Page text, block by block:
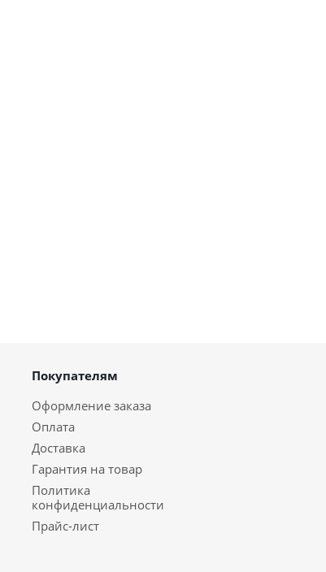
Покупателям
Оформление заказа
Оплата
Доставка
Гарантия на товар
Политика
конфиденциальности
Прайс-лист